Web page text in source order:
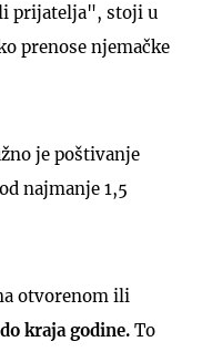
prijatelja", stoji u
prenose njemačke
je poštivanje
najmanje 1,5
otvorenom ili
kraja godine. To